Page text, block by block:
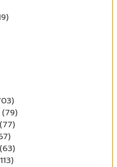
(79)
(77)
(63)